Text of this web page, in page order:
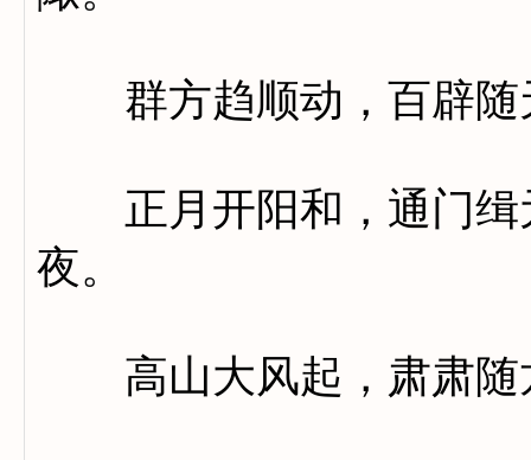
群方趋顺动，百辟随
正月开阳和，通门缉
夜。
高山大风起，肃肃随